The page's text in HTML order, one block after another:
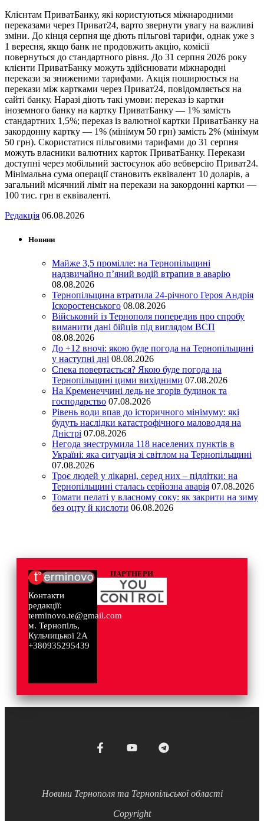
Клієнтам ПриватБанку, які користуються міжнародними
переказами через Приват24, варто звернути увагу на важливі
зміни. До кінця серпня ще діють пільгові тарифи, однак уже з
1 вересня, якщо банк не продовжить акцію, комісії
повернуться до стандартного рівня. До 31 серпня 2026 року
клієнти ПриватБанку можуть здійснювати міжнародні
перекази за зниженими тарифами. Акція поширюється на
перекази між картками через Приват24, повідомляється на
сайті банку. Наразі діють такі умови: переказ із картки
іноземного банку на картку ПриватБанку — 1% замість
стандартних 1,5%; переказ із валютної картки ПриватБанку на
закордонну картку — 1% (мінімум 50 грн) замість 2% (мінімум
50 грн). Скористатися пільговими тарифами до 31 серпня
можуть власники валютних карток ПриватБанку. Перекази
доступні через мобільний застосунок або вебверсію Приват24.
Мінімальна сума операції становить еквівалент 10 доларів, а
загальний місячний ліміт на перекази на закордонні картки —
100 тис. грн в еквіваленті.
Редакція 06.08.2026
Новини
Майже 3,5 промілле: на Тернопільщині
надзвичайно п’яний водій втрапив в аварію
08.08.2026
Тернопільщина втратила 24-річного Героя Андрія
Іскоростенського 08.08.2026
Військовий із Тернополя попередив про спробу
виманити дані бійців під виглядом ВСП
08.08.2026
До +12 вночі: якою буде погода на Тернопільщині
у наступні дні 08.08.2026
Спека повертається? Якою буде погода на
Тернопільщині цими вихідними 07.08.2026
На Кременеччині ледь не згорів будинок та
господарство 07.08.2026
Рівень води впав до історичного мінімуму: які
будуть наслідки катастрофічного маловоддя на
Дністрі 07.08.2026
Негода знеструмила 118 населених пунктів в
Україні: яка ситуація зі світлом на Тернопільщині
07.08.2026
Троє людей у лікарні, серед них – підлітки: на
Тернопільщині сталась серйозна аварія 07.08.2026
Томати пелаті у власному соку: як закрити на зиму
без оцту й кислоти 06.08.2026
Контакти
редакції:
terminovo.te@gmail.com
м. Тернопіль,
Кульчицької 2А
+380935295439
ПАРТНЕРИ
Новини Тернополя та Тернопільської області
Copyright